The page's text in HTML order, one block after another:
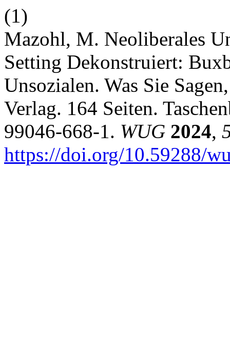
(1)
Mazohl, M. Neoliberales
Setting Dekonstruiert:
Unsozialen. Was Sie
Verlag. 164 Seiten.
99046-668-1. WUG 2024,
https://doi.org/10.59288/